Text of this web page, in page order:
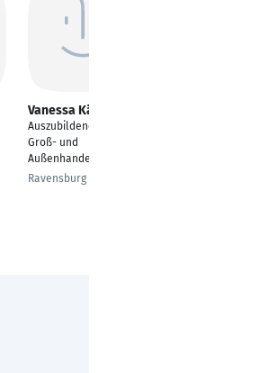
Vanessa Kärcher
Auszubildende im
Groß- und
Außenhandel
Ravensburg